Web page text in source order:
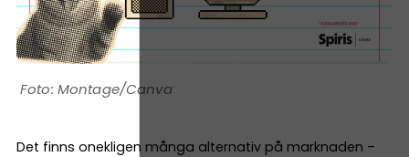
Montage/Canva
Det finns onekligen många alternativ på marknaden –